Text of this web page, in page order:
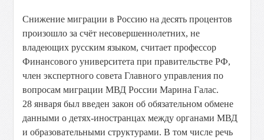
Снижение миграции в Россию на десять процентов
произошло за счёт несовершеннолетних, не
владеющих русским языком, считает профессор
Финансового университета при правительстве РФ,
член экспертного совета Главного управления по
вопросам миграции МВД России Марина Галас.
28 января был введен закон об обязательном обмене
данными о детях-иностранцах между органами МВД
и образовательными структурами. В том числе речь